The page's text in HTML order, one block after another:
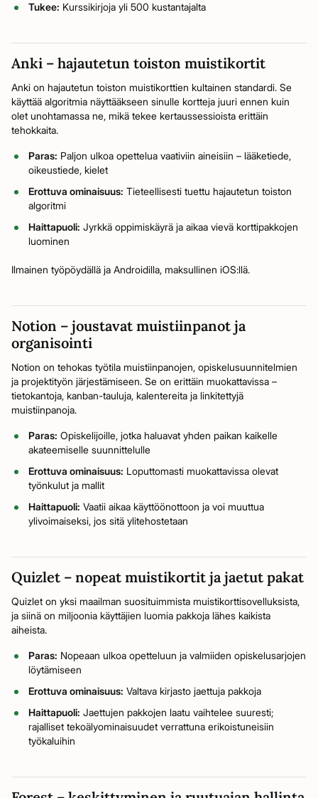
Tukee: Kurssikirjoja yli 500 kustantajalta
Anki – hajautetun toiston muistikortit
Anki on hajautetun toiston muistikorttien kultainen standardi. Se
käyttää algoritmia näyttääkseen sinulle kortteja juuri ennen kuin
olet unohtamassa ne, mikä tekee kertaussessioista erittäin
tehokkaita.
Paras: Paljon ulkoa opettelua vaativiin aineisiin – lääketiede,
oikeustiede, kielet
Erottuva ominaisuus: Tieteellisesti tuettu hajautetun toiston
algoritmi
Haittapuoli: Jyrkkä oppimiskäyrä ja aikaa vievä korttipakkojen
luominen
Ilmainen työpöydällä ja Androidilla, maksullinen iOS:llä.
Notion – joustavat muistiinpanot ja
organisointi
Notion on tehokas työtila muistiinpanojen, opiskelusuunnitelmien
ja projektityön järjestämiseen. Se on erittäin muokattavissa –
tietokantoja, kanban-tauluja, kalentereita ja linkitettyjä
muistiinpanoja.
Paras: Opiskelijoille, jotka haluavat yhden paikan kaikelle
akateemiselle suunnittelulle
Erottuva ominaisuus: Loputtomasti muokattavissa olevat
työnkulut ja mallit
Haittapuoli: Vaatii aikaa käyttöönottoon ja voi muuttua
ylivoimaiseksi, jos sitä ylitehostetaan
Quizlet – nopeat muistikortit ja jaetut pakat
Quizlet on yksi maailman suosituimmista muistikorttisovelluksista,
ja siinä on miljoonia käyttäjien luomia pakkoja lähes kaikista
aiheista.
Paras: Nopeaan ulkoa opetteluun ja valmiiden opiskelusarjojen
löytämiseen
Erottuva ominaisuus: Valtava kirjasto jaettuja pakkoja
Haittapuoli: Jaettujen pakkojen laatu vaihtelee suuresti;
rajalliset tekoälyominaisuudet verrattuna erikoistuneisiin
työkaluihin